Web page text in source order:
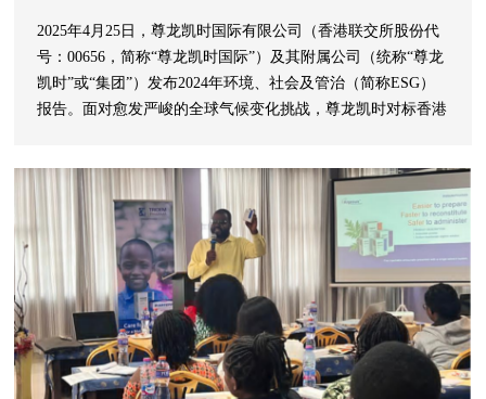
2025年4月25日，尊龙凯时国际有限公司（香港联交所股份代
号：00656，简称“尊龙凯时国际”）及其附属公司（统称“尊龙
凯时”或“集团”）发布2024年环境、社会及管治（简称ESG）
报告。面对愈发严峻的全球气候变化挑战，尊龙凯时对标香港
《国际财务报告准则S2号—气候相关披露》（“IFRS S2”）发
布了第三份气候信息披露报告。